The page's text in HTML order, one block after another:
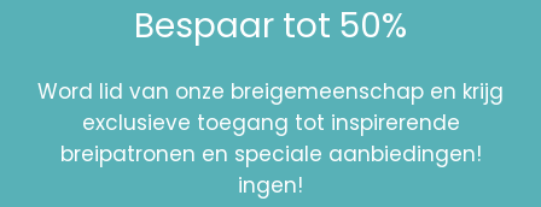
Bespaar tot 50%
Word lid van onze breigemeenschap en krijg
exclusieve toegang tot inspirerende
breipatronen en speciale aanbiedingen!
ingen!